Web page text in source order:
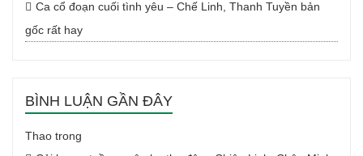
Ca cổ đoạn cuối tình yêu – Chế Linh, Thanh Tuyền bản
gốc rất hay
BÌNH LUẬN GẦN ĐÂY
Thao trong